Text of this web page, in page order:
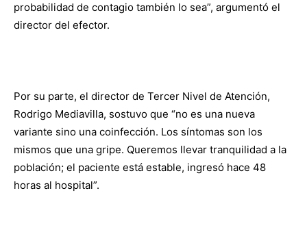
probabilidad de contagio también lo sea”, argumentó el
director del efector.
Por su parte, el director de Tercer Nivel de Atención,
Rodrigo Mediavilla, sostuvo que “no es una nueva
variante sino una coinfección. Los síntomas son los
mismos que una gripe. Queremos llevar tranquilidad a la
población; el paciente está estable, ingresó hace 48
horas al hospital”.